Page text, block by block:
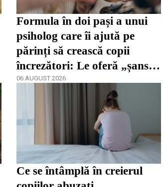
Formula în doi pași a unui
psiholog care îi ajută pe
părinți să crească copii
încrezători: Le oferă „șansa
de a se dezvolta”
06 AUGUST 2026
Ce se întâmplă în creierul